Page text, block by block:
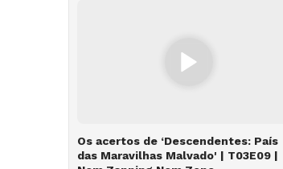
Os acertos de ‘Descendentes: País
das Maravilhas Malvado' | T03E09 |